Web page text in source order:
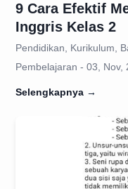
9 Cara Efektif
Inggris Kelas 2
Pendidikan, Kurikulum,
Pembelajaran - 03, Nov,
Selengkapnya →